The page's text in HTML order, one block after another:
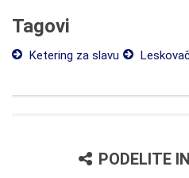
Tagovi
Ketering za slavu
PODELITE